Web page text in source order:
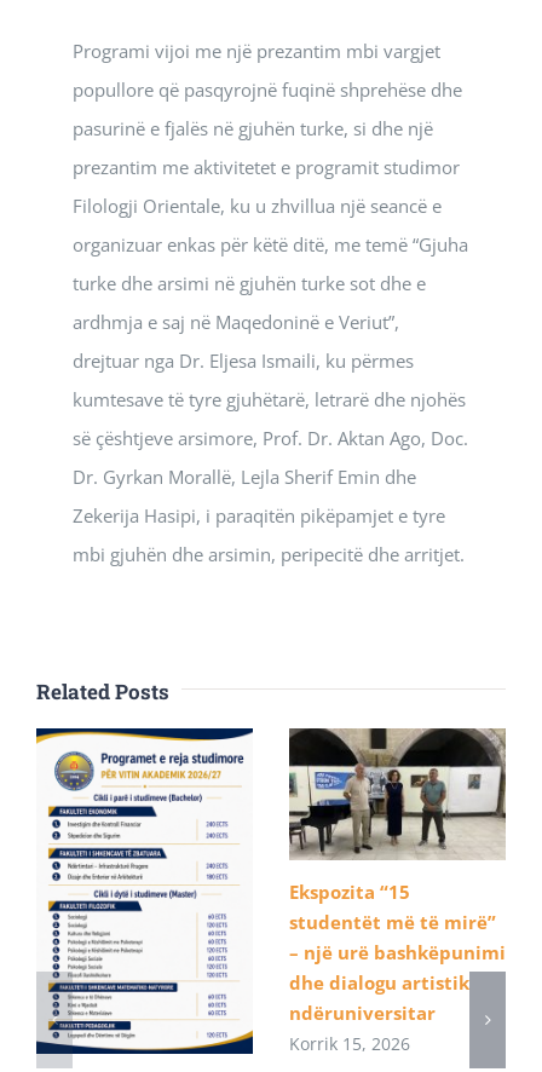
Programi vijoi me një prezantim mbi vargjet
popullore që pasqyrojnë fuqinë shprehëse dhe
pasurinë e fjalës në gjuhën turke, si dhe një
prezantim me aktivitetet e programit studimor
Filologji Orientale, ku u zhvillua një seancë e
organizuar enkas për këtë ditë, me temë “Gjuha
turke dhe arsimi në gjuhën turke sot dhe e
ardhmja e saj në Maqedoninë e Veriut”,
drejtuar nga Dr. Eljesa Ismaili, ku përmes
kumtesave të tyre gjuhëtarë, letrarë dhe njohës
së çështjeve arsimore, Prof. Dr. Aktan Ago, Doc.
Dr. Gyrkan Morallë, Lejla Sherif Emin dhe
Zekerija Hasipi, i paraqitën pikëpamjet e tyre
mbi gjuhën dhe arsimin, peripecitë dhe arritjet.
Related Posts
Ekspozita “15
studentët më të mirë”
– një urë bashkëpunimi
dhe dialogu artistik
ndëruniversitar
Korrik 15, 2026